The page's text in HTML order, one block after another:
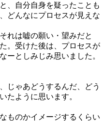
、自分自身を疑ったことも
どんなにプロセスが見えな
れは嘘の願い・望みだと
。受けた後は、プロセスが
ーとしみじみ思いました。
じゃあどうするんだ、どう
たように思います。
ものかイメージするくらい